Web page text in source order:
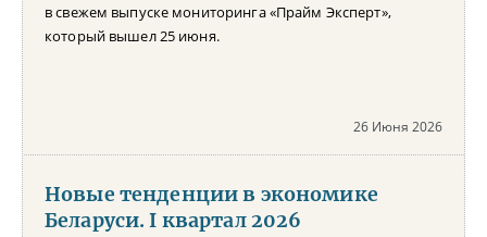
в свежем выпуске мониторинга «Прайм Эксперт»,
который вышел 25 июня.
26 Июня 2026
Новые тенденции в экономике
Беларуси. I квартал 2026